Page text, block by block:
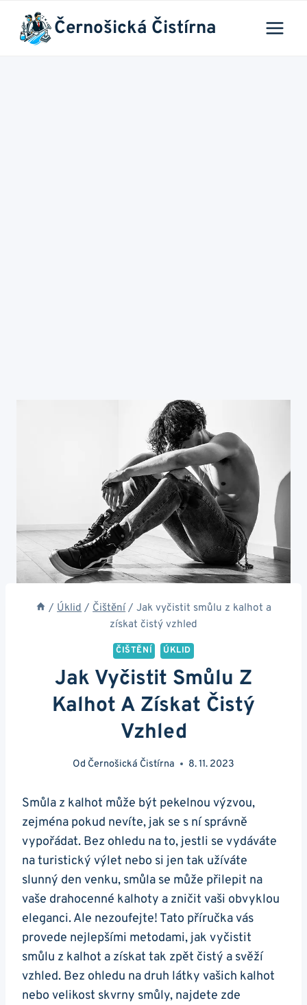
Přeskočit
obsah
Černošická Čistírna
/ Úklid / Čištění / Jak vyčistit smůlu z kalhot a
získat čistý vzhled
ČIŠTĚNÍ ÚKLID
Jak Vyčistit Smůlu Z
Kalhot A Získat Čistý
Vzhled
Od Černošická Čistírna 8. 11. 2023
Smůla z kalhot může být pekelnou výzvou,
zejména pokud nevíte, jak se s ní správně
vypořádat. Bez ohledu na to, jestli se vydáváte
na turistický výlet nebo si jen tak užíváte
slunný den venku, smůla se může přilepit na
vaše drahocenné kalhoty a zničit vaši obvyklou
eleganci. Ale nezoufejte! Tato příručka vás
provede nejlepšími metodami, jak vyčistit
smůlu z kalhot a získat tak zpět čistý a svěží
vzhled. Bez ohledu na druh látky vašich kalhot
nebo velikost skvrny smůly, najdete zde